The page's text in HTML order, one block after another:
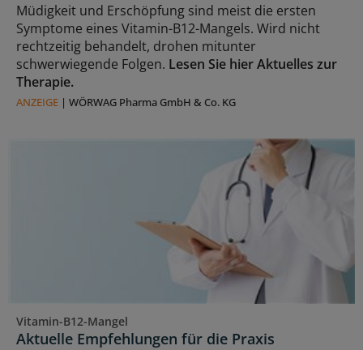
Müdigkeit und Erschöpfung sind meist die ersten
Symptome eines Vitamin-B12-Mangels. Wird nicht
rechtzeitig behandelt, drohen mitunter
schwerwiegende Folgen. Lesen Sie hier Aktuelles zur
Therapie.
ANZEIGE | WÖRWAG Pharma GmbH & Co. KG
Vitamin-B12-Mangel
Aktuelle Empfehlungen für die Praxis